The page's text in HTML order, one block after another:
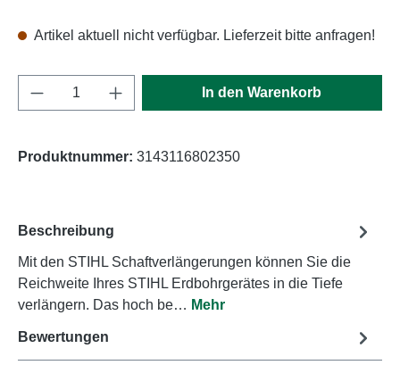
Artikel aktuell nicht verfügbar. Lieferzeit bitte anfragen!
Produkt Anzahl: Gib den gewünschten
In den Warenkorb
Produktnummer: 3143116802350
Beschreibung
Mit den STIHL Schaftverlängerungen können Sie die
Reichweite Ihres STIHL Erdbohrgerätes in die Tiefe
verlängern. Das hoch be… Mehr
Bewertungen